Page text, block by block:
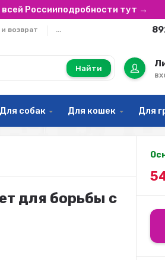
Россииподробности тут →
возврат ...
Найти
Для собак Для кошек Для
для борьбы с